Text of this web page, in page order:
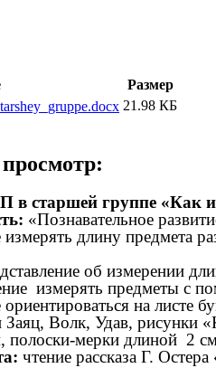
Размер
21.98 КБ
старшей группе «Как
«Познавательное
измерять длину предмета
об измерении
измерять предметы с
ориентироваться на листе
Волк, Удав, рисунки
полоски-мерки длиной 2
чтение рассказа Г.